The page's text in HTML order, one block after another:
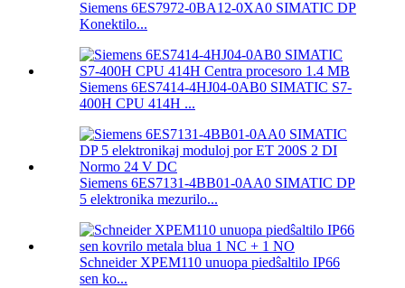
Siemens 6ES7972-0BA12-0XA0 SIMATIC DP
Konektilo...
Siemens 6ES7414-4HJ04-0AB0 SIMATIC S7-
400H CPU 414H ...
Siemens 6ES7131-4BB01-0AA0 SIMATIC DP
5 elektronika mezurilo...
Schneider XPEM110 unuopa piedŝaltilo IP66
sen ko...